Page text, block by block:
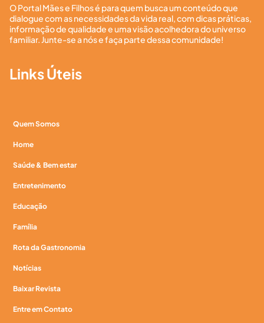
O Portal Mães e Filhos é para quem busca um conteúdo que
dialogue com as necessidades da vida real, com dicas práticas,
informação de qualidade e uma visão acolhedora do universo
familiar. Junte-se a nós e faça parte dessa comunidade!
Links Úteis
Quem Somos
Home
Saúde & Bem estar
Entretenimento
Educação
Família
Rota da Gastronomia
Notícias
Baixar Revista
Entre em Contato